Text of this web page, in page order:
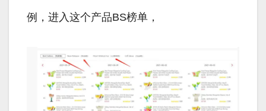
例，进入这个产品BS榜单，